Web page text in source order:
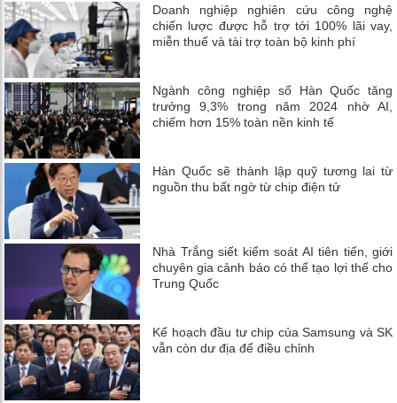
Doanh nghiệp nghiên cứu công nghệ
chiến lược được hỗ trợ tới 100% lãi vay,
miễn thuế và tài trợ toàn bộ kinh phí
Ngành công nghiệp số Hàn Quốc tăng
trưởng 9,3% trong năm 2024 nhờ AI,
chiếm hơn 15% toàn nền kinh tế
Hàn Quốc sẽ thành lập quỹ tương lai từ
nguồn thu bất ngờ từ chip điện tử
Nhà Trắng siết kiểm soát AI tiên tiến, giới
chuyên gia cảnh báo có thể tạo lợi thế cho
Trung Quốc
Kế hoạch đầu tư chip của Samsung và SK
vẫn còn dư địa để điều chỉnh